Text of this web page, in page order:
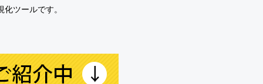
ツールです。